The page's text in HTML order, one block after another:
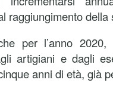
raggiungimento della
per l’anno
artigiani e dagli
anni di età, già